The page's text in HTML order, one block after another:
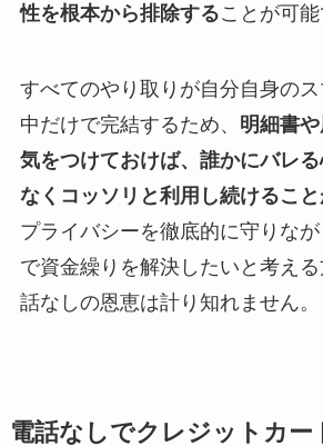
性を根本から排除することが可能
すべてのやり取りが自分自身の
中だけで完結するため、 明細書
気をつけておけば、誰かにバレ
なくコッソリと利用し続けること
プライバシーを徹底的に守りな
で資金繰りを解決したいと考え
話なしの恩恵は計り知れません。
電話なしでクレジットカー